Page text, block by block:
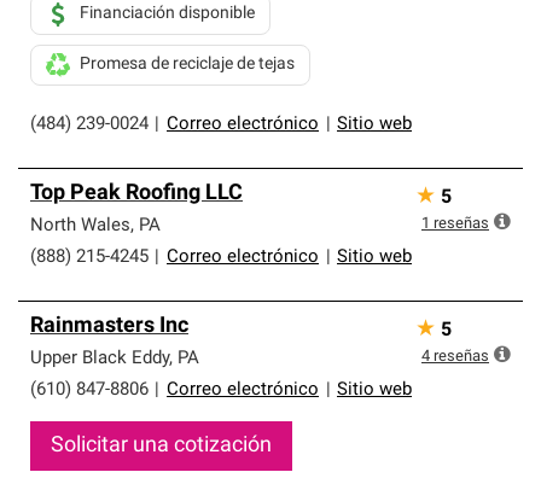
(484) 239-0024 Correo electrónico Sitio web
Financiación disponible
Promesa de reciclaje de tejas
Top Peak Roofing LLC
North Wales, PA
(888) 215-4245
Correo electrónico Sitio web
★ 5
1 reseñas
Rainmasters Inc
Upper Black Eddy, PA
(610) 847-8806
Correo electrónico Sitio web
Solicitar una cotización
★ 5
4 reseñas